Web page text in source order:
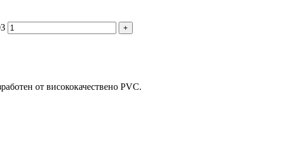
от висококачествено PVC.